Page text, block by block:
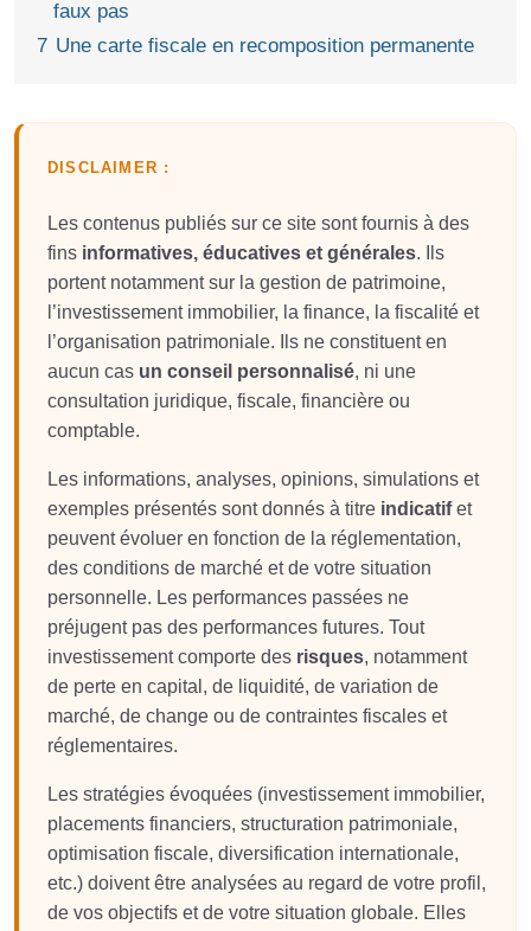
faux pas
7 Une carte fiscale en recomposition permanente
DISCLAIMER :
Les contenus publiés sur ce site sont fournis à des
fins informatives, éducatives et générales. Ils
portent notamment sur la gestion de patrimoine,
l’investissement immobilier, la finance, la fiscalité et
l’organisation patrimoniale. Ils ne constituent en
aucun cas un conseil personnalisé, ni une
consultation juridique, fiscale, financière ou
comptable.
Les informations, analyses, opinions, simulations et
exemples présentés sont donnés à titre indicatifet
peuvent évoluer en fonction de la réglementation,
des conditions de marché et de votre situation
personnelle. Les performances passées ne
préjugent pas des performances futures. Tout
investissement comporte des risques, notamment
de perte en capital, de liquidité, de variation de
marché, de change ou de contraintes fiscales et
réglementaires.
Les stratégies évoquées (investissement immobilier,
placements financiers, structuration patrimoniale,
optimisation fiscale, diversification internationale,
etc.) doivent être analysées au regard de votre profil,
de vos objectifs et de votre situation globale. Elles